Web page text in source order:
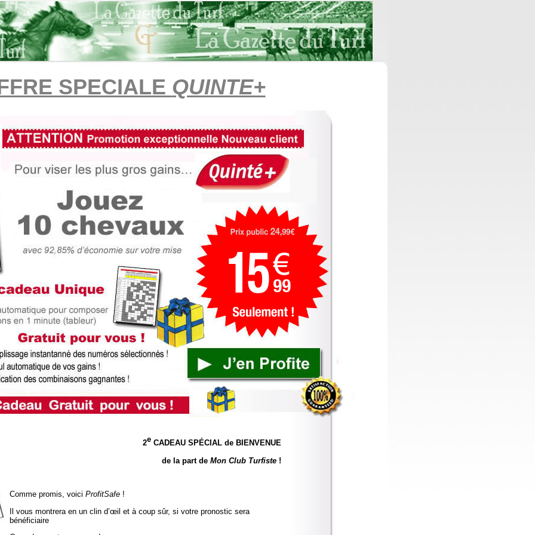
SPECIALE QUINTE+
2e CADEAU SPÉCIAL de BIENVENUE
de la part de Mon Club Turfiste !
Comme promis, voici ProfitSafe !
Il vous montrera en un clin d’œil et à coup sûr, si votre pronostic sera
bénéficiaire